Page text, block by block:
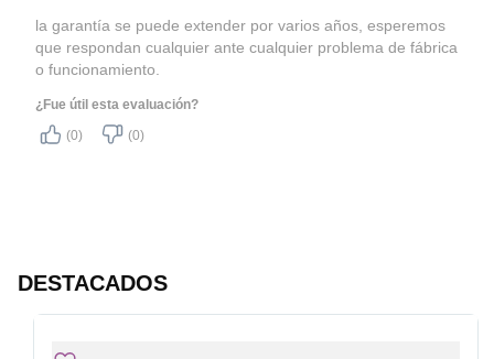
la garantía se puede extender por varios años, esperemos
que respondan cualquier ante cualquier problema de fábrica
o funcionamiento.
¿Fue útil esta evaluación?
(0)
(0)
DESTACADOS